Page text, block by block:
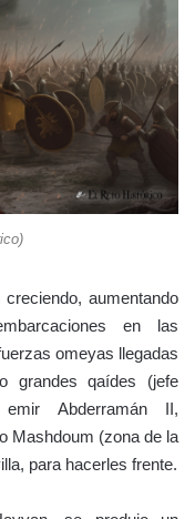
aumentando
en las
omeyas llegadas
grandes qaídes (jefe
Abderramán II,
Mashdoum (zona de la
para hacerles frente.